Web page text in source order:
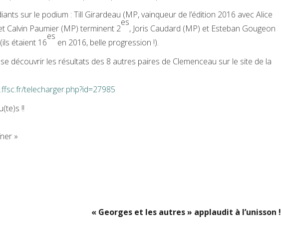
sur le podium : Till Girardeau (MP, vainqueur de l’édition 2016 avec Alice
Calvin Paumier (MP) terminent 2
es
, Joris Caudard (MP) et Esteban Gougeon
(ils étaient 16
es
en 2016, belle progression !).
découvrir les résultats des 8 autres paires de Clemenceau sur le site de la
telecharger.php?id=27985
!!
»
« Georges et les autres » applaudit à l’unisson !